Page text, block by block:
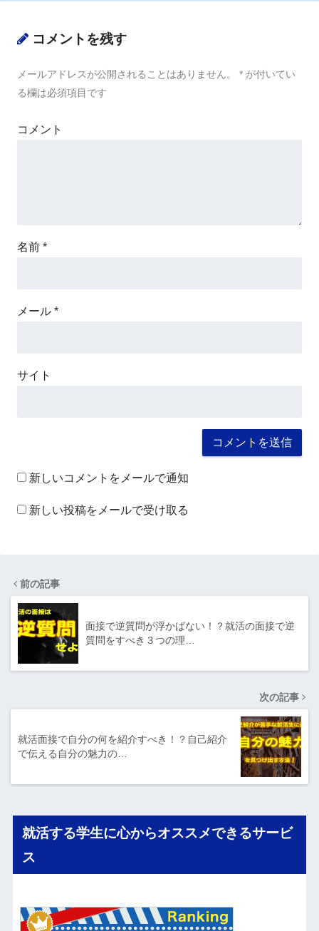
コメントを残す
メールアドレスが公開されることはありません。 * が付いてい
る欄は必須項目です
コメント
名前 *
メール *
サイト
新しいコメントをメールで通知
新しい投稿をメールで受け取る
前の記事
面接で逆質問が浮かばない！？就活の面接で逆
質問をすべき３つの理…
次の記事
就活面接で自分の何を紹介すべき！？自己紹介
で伝える自分の魅力の…
就活する学生に心からオススメできるサービ
ス